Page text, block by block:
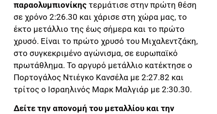
παραολυμπιονίκης τερμάτισε στην πρώτη θέση
σε χρόνο 2:26.30 και χάρισε στη χώρα μας, το
έκτο μετάλλιο της έως σήμερα και το πρώτο
χρυσό. Είναι το πρώτο χρυσό του Μιχαλεντζάκη,
στο συγκεκριμένο αγώνισμα, σε ευρωπαϊκό
πρωτάθλημα. Το αργυρό μετάλλιο κατέκτησε ο
Πορτογάλος Ντιέγκο Κανσέλα με 2:27.82 και
τρίτος ο Ισραηλινός Μαρκ Μαλγιάρ με 2:30.30.
Δείτε την απονομή του μεταλλίου και την